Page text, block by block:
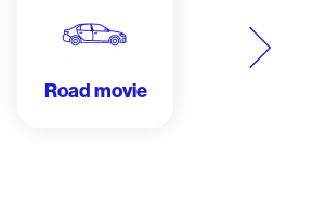
Další
Road movie